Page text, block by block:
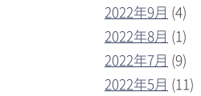
2022年9月 (4)
2022年8月 (1)
2022年7月 (9)
2022年5月 (11)